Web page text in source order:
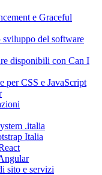
e Graceful
del software
disponibili con Can I
per CSS e JavaScript
.italia
Italia
sito e servizi